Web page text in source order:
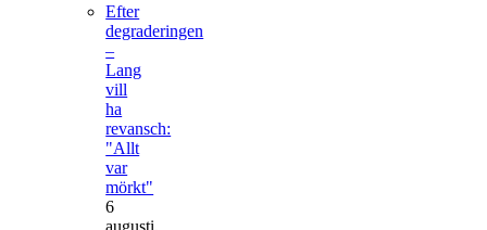
Efter
degraderingen
–
Lang
vill
ha
revansch:
"Allt
var
mörkt"
6
augusti,